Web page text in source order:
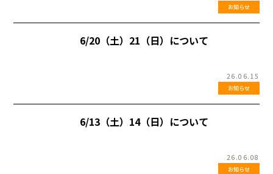
お知らせ
お知らせ
26.06.15
6/20（土）21（日）について
お知らせ
26.06.08
6/13（土）14（日）について